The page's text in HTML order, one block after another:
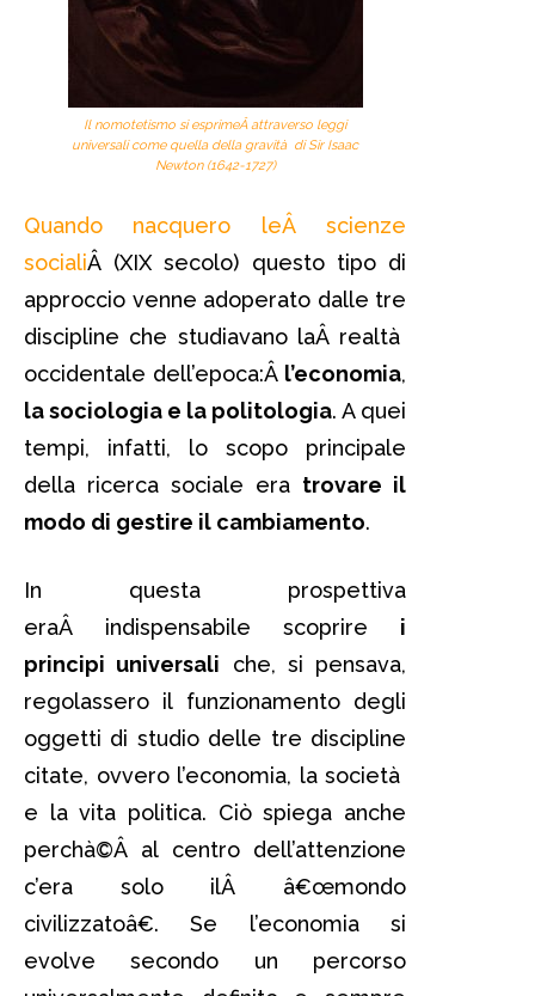
Il nomotetismo si esprimeÂ attraverso leggi
universali come quella della gravità di Sir Isaac
Newton (1642-1727)
Quando nacquero leÂ scienze
socialiÂ (XIX secolo) questo tipo di
approccio venne adoperato dalle tre
discipline che studiavano laÂ realtà
occidentale dell’epoca:Â l’economia,
la sociologia e la politologia. A quei
tempi, infatti, lo scopo principale
della ricerca sociale era trovare il
modo di gestire il cambiamento.
In questa prospettiva
eraÂ indispensabile scoprire i
principi universali che, si pensava,
regolassero il funzionamento degli
oggetti di studio delle tre discipline
citate, ovvero l’economia, la società
e la vita politica. Ciò spiega anche
perchà©Â al centro dell’attenzione
c’era solo ilÂ â€œmondo
civilizzatoâ€. Se l’economia si
evolve secondo un percorso